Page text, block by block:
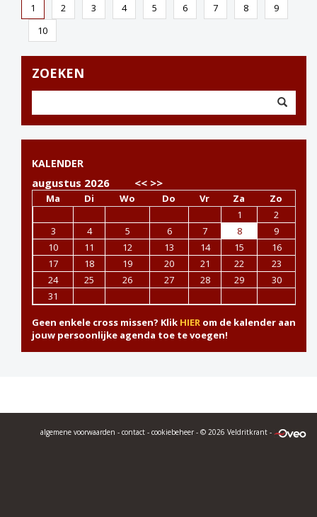
1 2 3 4 5 6 7 8
9
10
ZOEKEN
KALENDER
augustus 2026 << >>
Ma Di Wo Do Vr Za
Zo
1
2
3
4 5 6 7 8
9
10
11 12 13 14 15
16
17
18 19 20 21 22
23
24
25 26 27 28 29
30
31
Geen enkele cross missen? Klik HIER om de kalender aan
jouw persoonlijke agenda toe te voegen!
algemene voorwaarden - contact - cookiebeheer - © 2026 Veldritkrant -